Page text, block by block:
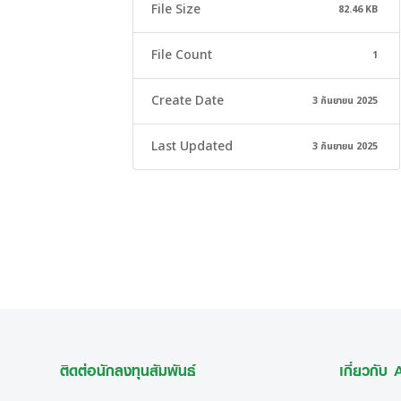
File Size 82.46 KB
File Count 1
Create Date 3 กันยายน 2025
Last Updated 3 กันยายน 2025
ติดต่อนักลงทุนสัมพันธ์ เกี่ยวกับ